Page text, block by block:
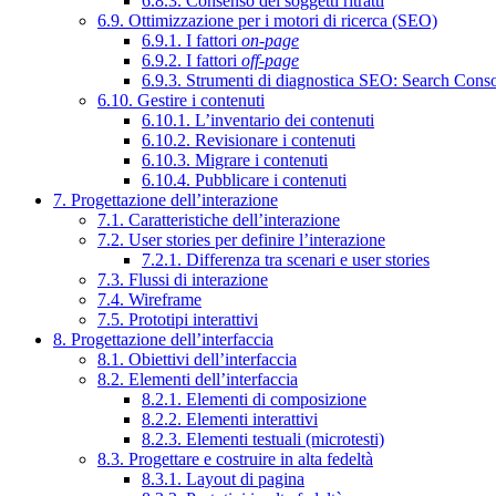
6.9. Ottimizzazione per i motori di ricerca (SEO)
6.9.1. I fattori on-page
6.9.2. I fattori off-page
6.9.3. Strumenti di diagnostica SEO: Search
6.10. Gestire i contenuti
6.10.1. L’inventario dei contenuti
6.10.2. Revisionare i contenuti
6.10.3. Migrare i contenuti
6.10.4. Pubblicare i contenuti
7. Progettazione dell’interazione
7.1. Caratteristiche dell’interazione
7.2. User stories per definire l’interazione
7.2.1. Differenza tra scenari e user stories
7.3. Flussi di interazione
7.4. Wireframe
7.5. Prototipi interattivi
8. Progettazione dell’interfaccia
8.1. Obiettivi dell’interfaccia
8.2. Elementi dell’interfaccia
8.2.1. Elementi di composizione
8.2.2. Elementi interattivi
8.2.3. Elementi testuali (microtesti)
8.3. Progettare e costruire in alta fedeltà
8.3.1. Layout di pagina